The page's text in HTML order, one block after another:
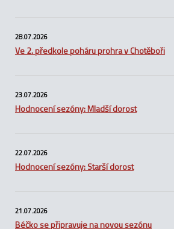
28.07.2026
Ve 2. předkole poháru prohra v Chotěboři
23.07.2026
Hodnocení sezóny: Mladší dorost
22.07.2026
Hodnocení sezóny: Starší dorost
21.07.2026
Béčko se připravuje na novou sezónu